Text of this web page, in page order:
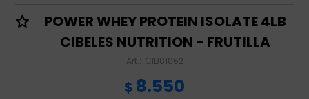
POWER WHEY PROTEIN ISOLATE 4LB
CIBELES NUTRITION - FRUTILLA
CIB81062
$ 8.550